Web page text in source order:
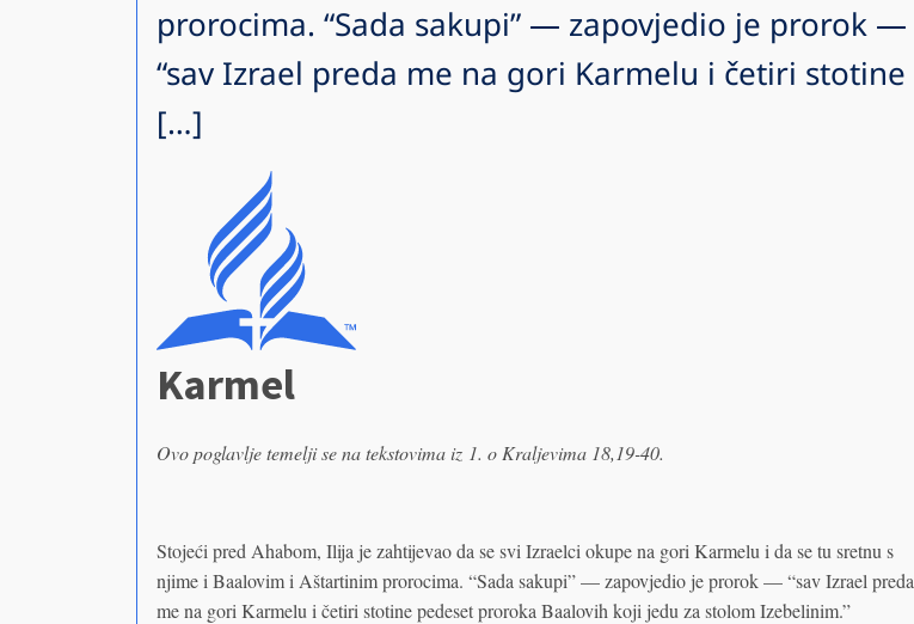
prorocima. “Sada sakupi” — zapovjedio je prorok —
“sav Izrael preda me na gori Karmelu i četiri stotine
[…]
Karmel
Ovo poglavlje temelji se na tekstovima iz 1. o Kraljevima 18,19-40.
Stojeći pred Ahabom, Ilija je zahtijevao da se svi Izraelci okupe na gori Karmelu i da se tu sretnu s
njime i Baalovim i Aštartinim prorocima. “Sada sakupi” — zapovjedio je prorok — “sav Izrael preda
me na gori Karmelu i četiri stotine pedeset proroka Baalovih koji jedu za stolom Izebelinim.”